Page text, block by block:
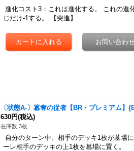
進化コスト3：これは進化する。 これの進
じだけ-1する。 【突進】
〔状態A-〕簒奪の従者【BR・プレミアム】
630円(税込)
在庫数 3枚
自分のターン中、相手のデッキ1枚が墓場
ーレ相手のデッキの上1枚を墓場に置く。